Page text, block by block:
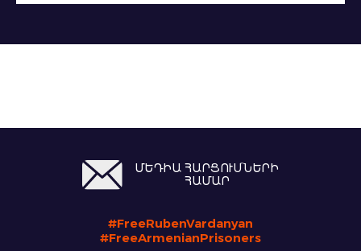
ՄԵԴԻԱ ՀԱՐՑՈՒՄՆԵՐԻ
ՀԱՄԱՐ
#FreeRubenVardanyan
#FreeArmenianPrisoners